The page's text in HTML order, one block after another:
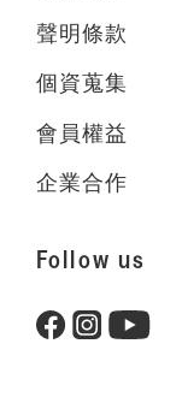
聲明條款
個資蒐集
會員權益
企業合作
Follow us